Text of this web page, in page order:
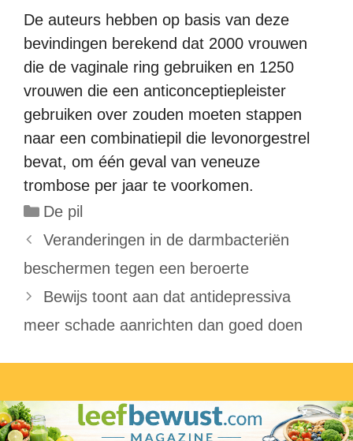
De auteurs hebben op basis van deze
bevindingen berekend dat 2000 vrouwen
die de vaginale ring gebruiken en 1250
vrouwen die een anticonceptiepleister
gebruiken over zouden moeten stappen
naar een combinatiepil die levonorgestrel
bevat, om één geval van veneuze
trombose per jaar te voorkomen.
Categorieën
De pil
Veranderingen in de darmbacteriën
beschermen tegen een beroerte
Bewijs toont aan dat antidepressiva
meer schade aanrichten dan goed doen